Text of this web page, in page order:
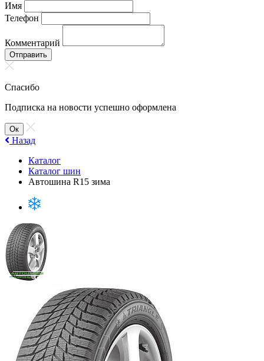
Имя
Телефон
Комментарий
Отправить
Спасибо
Подписка на новости успешно оформлена
Ок
Назад
Каталог
Каталог шин
Автошина R15 зима